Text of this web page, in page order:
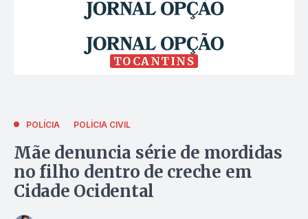
TOCANTINS
POLÍCIA POLÍCIA CIVIL
Mãe denuncia série de mordidas
no filho dentro de creche em
Cidade Ocidental